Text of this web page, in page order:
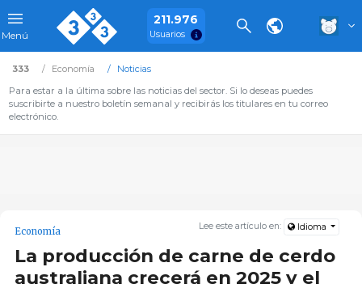
Menú
211.976
Usuarios
333 Economía
Noticias
Para estar a la última sobre las noticias del sector. Si lo deseas puedes
suscribirte a nuestro boletín semanal y recibirás los titulares en tu correo
electrónico.
Lee este artículo en: Idioma
Economía
La producción de carne de cerdo
australiana crecerá en 2025 y el